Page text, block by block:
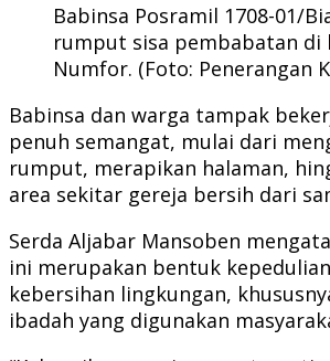
Babinsa Posramil 1708-01/
rumput sisa pembabatan di
Numfor. (Foto: Penerangan
Babinsa dan warga tampak
penuh semangat, mulai dari
rumput, merapikan halaman,
area sekitar gereja bersih dari
Serda Aljabar Mansoben
ini merupakan bentuk
kebersihan lingkungan,
ibadah yang digunakan